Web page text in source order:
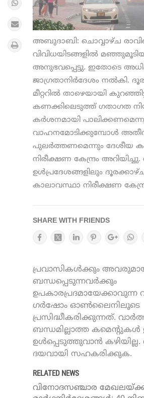
അബുദാബി: ചൊവ്വാഴ്ച
വിവിധയിടങ്ങളില്‍
അനുഭവപ്പെട്ടു. ഇതോടെ
ജാഗ്രതാനിര്‍ദേശം നല്‍കി.
മീറ്ററില്‍ താഴെയായി
കണക്കിലെടുത്ത് ഗതാഗത
കര്‍ശനമായി
വാഹനമോടിക്കുമ്പോള്‍
പുലര്‍ത്തണമെന്നും ദേശീയ
നിരീക്ഷണ കേന്ദ്രം
ഉള്‍പ്രദേശങ്ങളിലും
കാലാവസ്ഥാ നിരീക്ഷണ കേന്ദ്രം
SHARE WITH FRIENDS
പ്രവാസികൾക്കും
ബന്ധപ്പെടുന്നവർക്കും
ഗർഷോം ഓൺലൈനിലൂടെ
പ്രസിദ്ധീകരിക്കുന്നത്.
ബന്ധമില്ലാത്ത കമെന്റുകൾ
ഉൾപ്പെടുത്തുവാൻ
ദയവായി സഹകരിക്കുക.
RELATED NEWS
വിനോദസഞ്ചാര